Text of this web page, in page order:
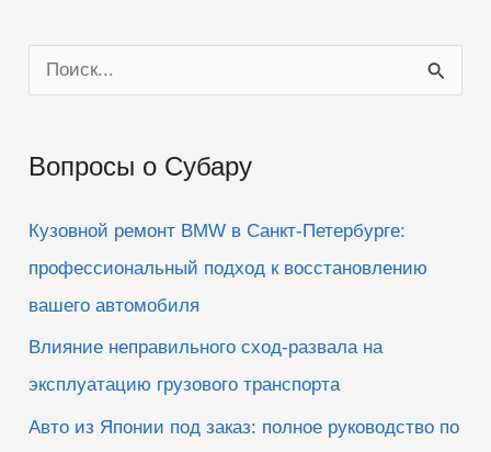
о
с
Вопросы о Субару
Кузовной ремонт BMW в Санкт-Петербурге:
профессиональный подход к восстановлению
вашего автомобиля
Влияние неправильного сход-развала на
эксплуатацию грузового транспорта
Авто из Японии под заказ: полное руководство по